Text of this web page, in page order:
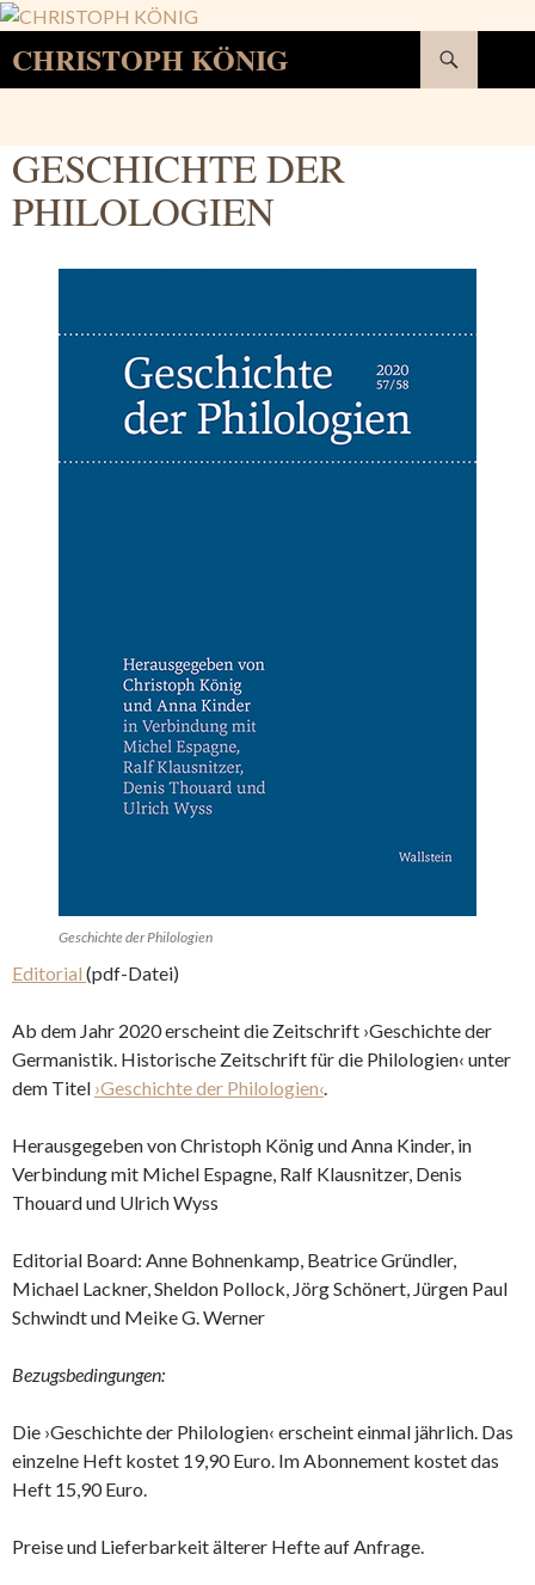
CHRISTOPH KÖNIG
GESCHICHTE DER
PHILOLOGIEN
Geschichte der Philologien
Editorial (pdf-Datei)
Ab dem Jahr 2020 erscheint die Zeitschrift ›Geschichte der
Germanistik. Historische Zeitschrift für die Philologien‹ unter
dem Titel ›Geschichte der Philologien‹.
Herausgegeben von Christoph König und Anna Kinder, in
Verbindung mit Michel Espagne, Ralf Klausnitzer, Denis
Thouard und Ulrich Wyss
Editorial Board: Anne Bohnenkamp, Beatrice Gründler,
Michael Lackner, Sheldon Pollock, Jörg Schönert, Jürgen Paul
Schwindt und Meike G. Werner
Bezugsbedingungen:
Die ›Geschichte der Philologien‹ erscheint einmal jährlich. Das
einzelne Heft kostet 19,90 Euro. Im Abonnement kostet das
Heft 15,90 Euro.
Preise und Lieferbarkeit älterer Hefte auf Anfrage.